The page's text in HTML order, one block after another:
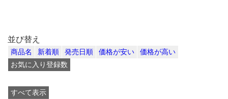
並び替え
商品名 新着順 発売日順 価格が安い
価格が高い
お気に入り登録数
すべて表示